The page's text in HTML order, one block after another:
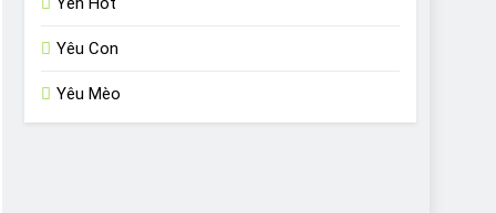
Yêu Con
Yêu Mèo